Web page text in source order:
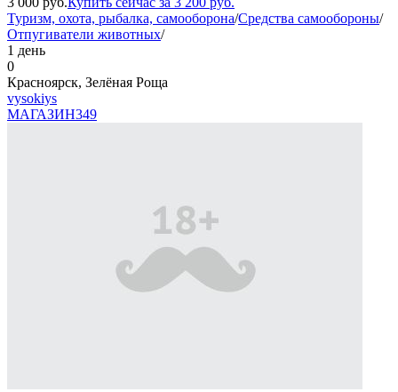
Туризм, охота, рыбалка, самооборона/Средства самообороны/
Отпугиватели животных/
1 день
0
Красноярск, Зелёная Роща
vysokiys
МАГАЗИН349